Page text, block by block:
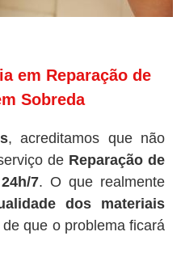
em Reparação de
Sobreda
, acreditamos que não
de Reparação de
7. O que realmente
dos materiais
que o problema ficará